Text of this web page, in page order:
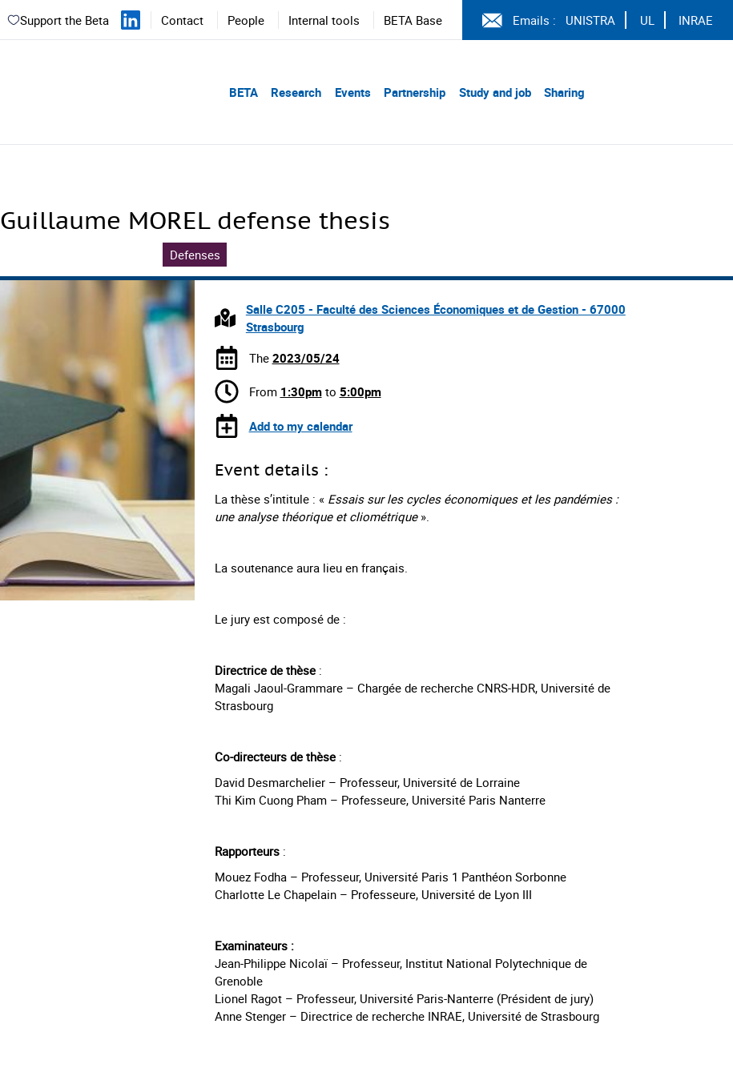
Support the Beta Contact People Internal tools BETA Base Emails : UNISTRA UL INRAE
BETA Research Events Partnership Study and job Sharing
Guillaume MOREL defense thesis
Defenses
Salle C205 - Faculté des Sciences Économiques et de Gestion - 67000
Strasbourg
The 2023/05/24
From 1:30pmto 5:00pm
Add to my calendar
Event details :
La thèse s’intitule : « Essais sur les cycles économiques et les pandémies :
une analyse théorique et cliométrique ».
La soutenance aura lieu en français.
Le jury est composé de :
Directrice de thèse :
Magali Jaoul-Grammare – Chargée de recherche CNRS-HDR, Université de
Strasbourg
Co-directeurs de thèse :
David Desmarchelier – Professeur, Université de Lorraine
Thi Kim Cuong Pham – Professeure, Université Paris Nanterre
Rapporteurs :
Mouez Fodha – Professeur, Université Paris 1 Panthéon Sorbonne
Charlotte Le Chapelain – Professeure, Université de Lyon III
Examinateurs :
Jean-Philippe Nicolaï – Professeur, Institut National Polytechnique de
Grenoble
Lionel Ragot – Professeur, Université Paris-Nanterre (Président de jury)
Anne Stenger – Directrice de recherche INRAE, Université de Strasbourg